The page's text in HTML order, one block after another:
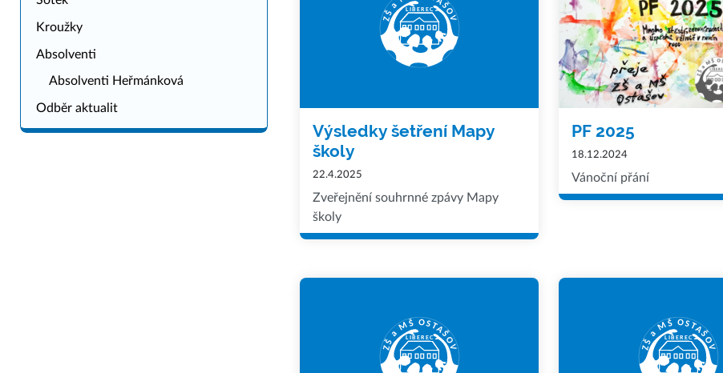
Kroužky
Absolventi
Absolventi Heřmánková
Odběr aktualit
Výsledky šetření Mapy
školy
22.4.2025
Zveřejnění souhrnné zpávy Mapy
školy
PF 2025
18.12.2024
Vánoční přání